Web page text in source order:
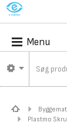
M
Menu
Plastmo